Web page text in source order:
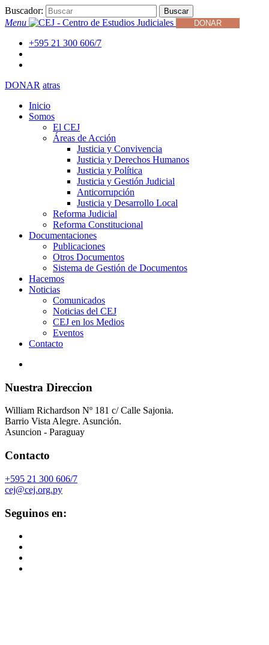
Buscador: Buscar
Menu DONAR
+595 21 300 606/7
DONAR atras
Inicio
Somos
El CEJ
Áreas de Acción
Justicia y Convivencia
Justicia y Derechos Humanos
Justicia y Política
Justicia y Gestión Judicial
Anticorrupción
Justicia y Desarrollo Local
Reforma Judicial
Reforma Constitucional
Documentaciones
Publicaciones
Otros Documentos
Sistema de Gestión de Documentos
Hacemos
Noticias
Comunicados
Noticias del CEJ
CEJ en los Medios
Eventos
Contacto
Nuestra Direccion
William Richardson Nº 181 c/ Calle Sajonia.
Barrio Vista Alegre. Asunción.
Asuncion - Paraguay
Contacto
+595 21 300 606/7
cej@cej.org.py
Seguinos en: